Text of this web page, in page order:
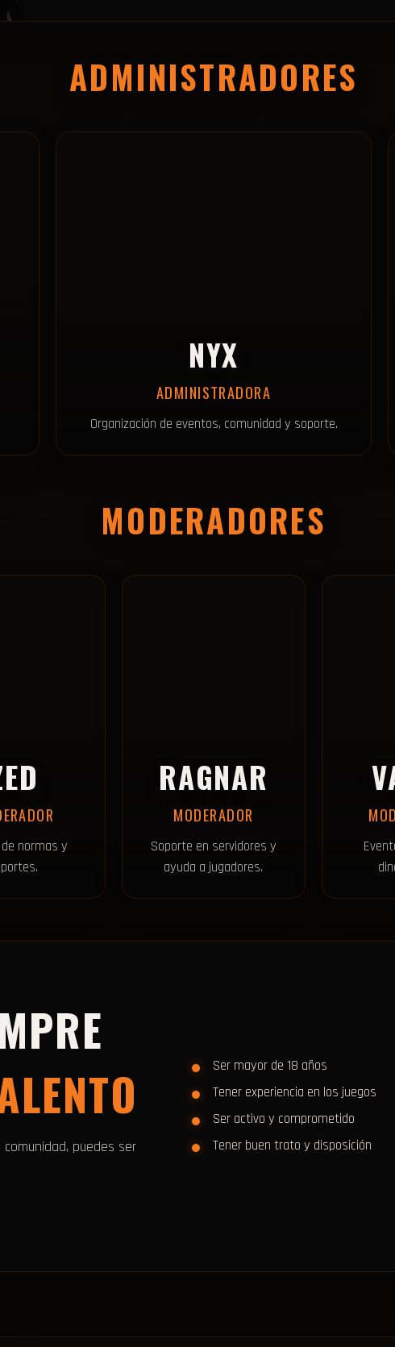
ADMINISTRADORES
NYX
ADMINISTRADORA
Organización de eventos, comunidad y soporte.
MODERADORES
normas y
RAGNAR
MODERADOR
Soporte en servidores y
ayuda a jugadores.
puedes ser
Ser mayor de 18 años
Tener experiencia en los juegos
Ser activo y comprometido
Tener buen trato y disposición